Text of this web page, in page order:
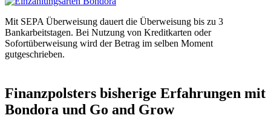
Mit SEPA Überweisung dauert die Überweisung bis zu 3
Bankarbeitstagen. Bei Nutzung von Kreditkarten oder
Sofortüberweisung wird der Betrag im selben Moment
gutgeschrieben.
Finanzpolsters bisherige Erfahrungen mit
Bondora und Go and Grow